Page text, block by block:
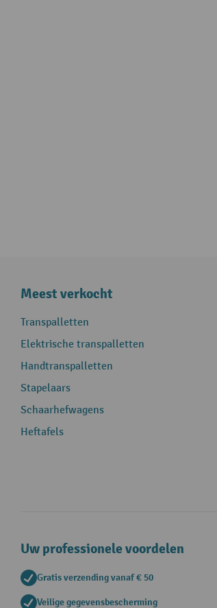
Meest verkocht
Transpalletten
Elektrische transpalletten
Handtranspalletten
Stapelaars
Schaarhefwagens
Heftafels
Uw professionele voordelen
Gratis verzending vanaf € 50
Veilige gegevensbescherming